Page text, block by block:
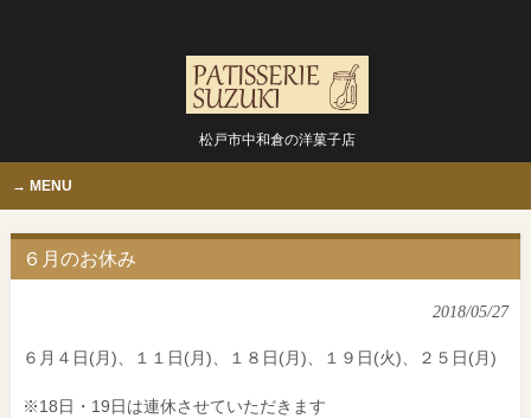
松戸市中和倉の洋菓子店
MENU
６月のお休み
2018/05/27
６月４日(月)、１１日(月)、１８日(月)、１９日(火)、２５日(月)
※18日・19日は連休させていただきます